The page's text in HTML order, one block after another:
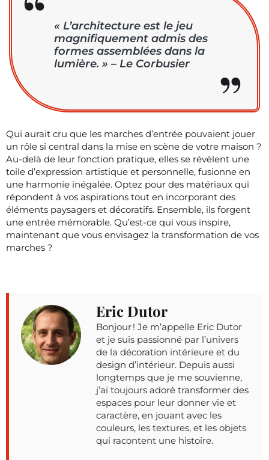
« L’architecture est le jeu
magnifiquement admis des
formes assemblées dans la
lumière. » – Le Corbusier
Qui aurait cru que les marches d’entrée pouvaient jouer
un rôle si central dans la mise en scène de votre maison ?
Au-delà de leur fonction pratique, elles se révèlent une
toile d’expression artistique et personnelle, fusionne en
une harmonie inégalée. Optez pour des matériaux qui
répondent à vos aspirations tout en incorporant des
éléments paysagers et décoratifs. Ensemble, ils forgent
une entrée mémorable. Qu’est-ce qui vous inspire,
maintenant que vous envisagez la transformation de vos
marches ?
Eric Dutor
Bonjour ! Je m’appelle Eric Dutor
et je suis passionné par l’univers
de la décoration intérieure et du
design d’intérieur. Depuis aussi
longtemps que je me souvienne,
j’ai toujours adoré transformer des
espaces pour leur donner vie et
caractère, en jouant avec les
couleurs, les textures, et les objets
qui racontent une histoire.